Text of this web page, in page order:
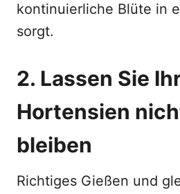
kontinuierliche Blüte in
sorgt.
2. Lassen Sie
Hortensien
bleiben
Richtiges Gießen und